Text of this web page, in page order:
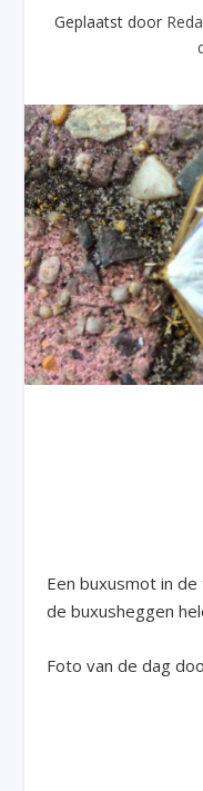
Geplaatst door
Een buxusmot in
de buxusheggen
Foto van de dag